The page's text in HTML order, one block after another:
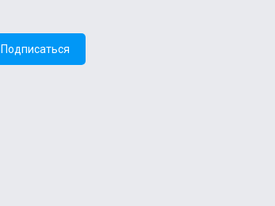
Подписаться